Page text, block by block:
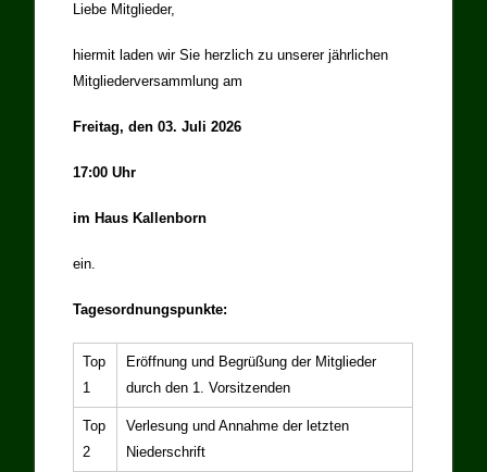
Liebe Mitglieder,
hiermit laden wir Sie herzlich zu unserer jährlichen
Mitgliederversammlung am
Freitag, den 03. Juli 2026
17:00 Uhr
im Haus Kallenborn
ein.
Tagesordnungspunkte:
Top
1
Eröffnung und Begrüßung der Mitglieder
durch den 1. Vorsitzenden
Top
2
Verlesung und Annahme der letzten
Niederschrift